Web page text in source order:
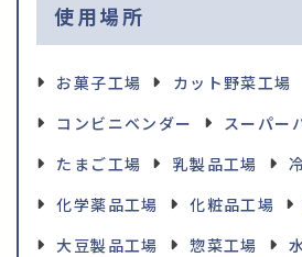
使用場所
お菓子工場
カット野菜工場
コンビニベンダー
スーパー
たまご工場
乳製品工場
化学薬品工場
化粧品工場
大豆製品工場
惣菜工場